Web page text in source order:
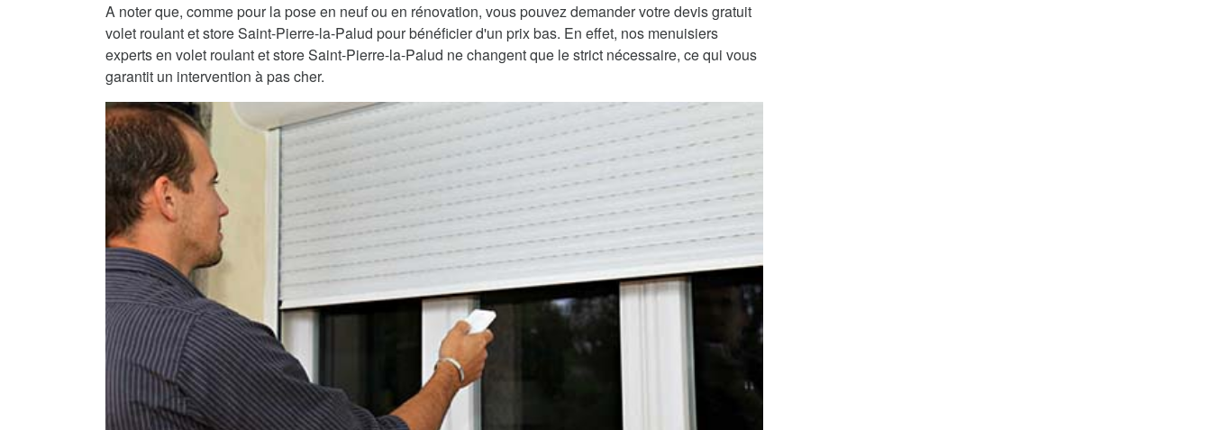
A noter que, comme pour la pose en neuf ou en rénovation, vous pouvez demander votre devis gratuit
volet roulant et store Saint-Pierre-la-Palud pour bénéficier d'un prix bas. En effet, nos menuisiers
experts en volet roulant et store Saint-Pierre-la-Palud ne changent que le strict nécessaire, ce qui vous
garantit un intervention à pas cher.